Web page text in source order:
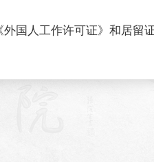
外国人工作许可证》和居留